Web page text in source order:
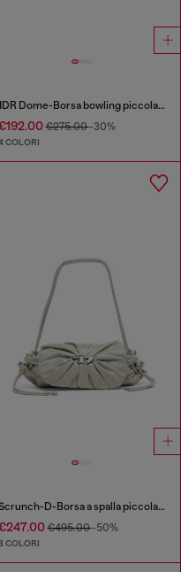
1DR Dome-Borsa bowling piccola colour-block
€275.00-30%
COLORI
Scrunch-D-Borsa a spalla piccola arricciata in pelle lucida
€495.00-50%
COLORI